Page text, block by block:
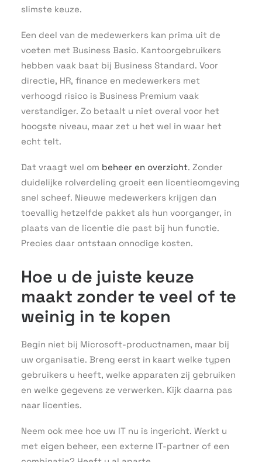
slimste keuze.
Een deel van de medewerkers kan prima uit de
voeten met Business Basic. Kantoorgebruikers
hebben vaak baat bij Business Standard. Voor
directie, HR, finance en medewerkers met
verhoogd risico is Business Premium vaak
verstandiger. Zo betaalt u niet overal voor het
hoogste niveau, maar zet u het wel in waar het
echt telt.
Dat vraagt wel om beheer en overzicht. Zonder
duidelijke rolverdeling groeit een licentieomgeving
snel scheef. Nieuwe medewerkers krijgen dan
toevallig hetzelfde pakket als hun voorganger, in
plaats van de licentie die past bij hun functie.
Precies daar ontstaan onnodige kosten.
Hoe u de juiste keuze
maakt zonder te veel of te
weinig in te kopen
Begin niet bij Microsoft-productnamen, maar bij
uw organisatie. Breng eerst in kaart welke typen
gebruikers u heeft, welke apparaten zij gebruiken
en welke gegevens ze verwerken. Kijk daarna pas
naar licenties.
Neem ook mee hoe uw IT nu is ingericht. Werkt u
met eigen beheer, een externe IT-partner of een